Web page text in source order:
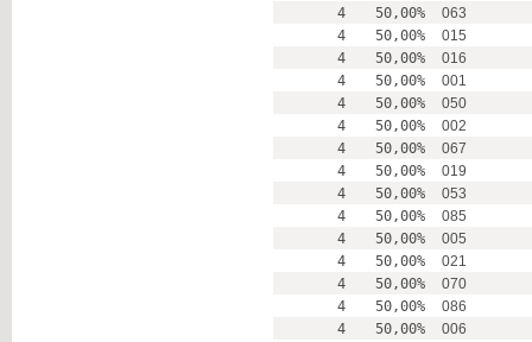
4
50,00%
063
4
50,00%
015
4
50,00%
016
4
50,00%
001
4
50,00%
050
4
50,00%
002
4
50,00%
067
4
50,00%
019
4
50,00%
053
4
50,00%
085
4
50,00%
005
4
50,00%
021
4
50,00%
070
4
50,00%
086
4
50,00%
006